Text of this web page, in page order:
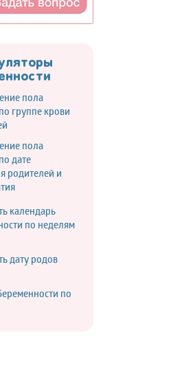
пола
группе крови
пола
дате
родителей и
календарь
по неделям
дату родов
по